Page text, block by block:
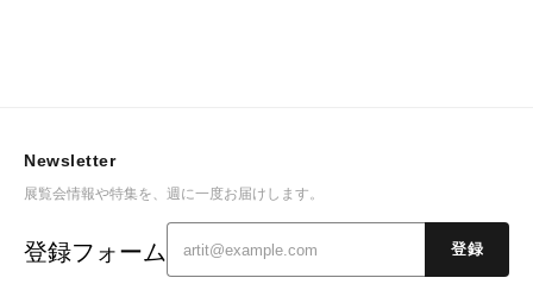
Newsletter
展覧会情報や特集を、週に一度お届けします。
登録フォーム 登録